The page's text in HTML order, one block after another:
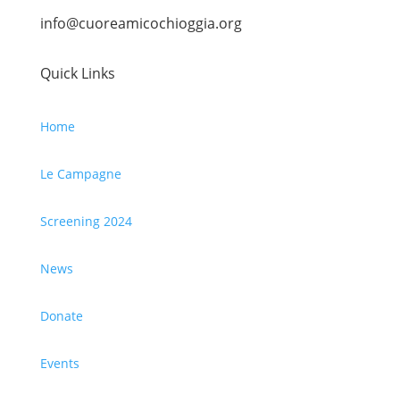
info@cuoreamicochioggia.org
Quick Links
Home
Le Campagne
Screening 2024
News
Donate
Events